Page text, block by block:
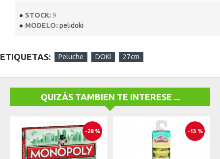
STOCK: 9
MODELO: pelidoki
ETIQUETAS: Peluche DOKI 27cm
QUIZÁS TAMBIEN TE INTERESE ...
-28 % -13 %